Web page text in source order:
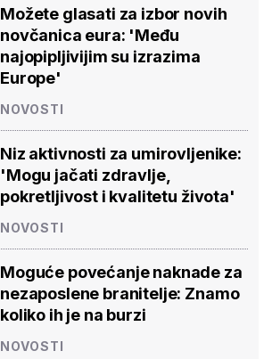
Možete glasati za izbor novih
novčanica eura: 'Među
najopipljivijim su izrazima
Europe'
NOVOSTI
Niz aktivnosti za umirovljenike:
'Mogu jačati zdravlje,
pokretljivost i kvalitetu života'
NOVOSTI
Moguće povećanje naknade za
nezaposlene branitelje: Znamo
koliko ih je na burzi
NOVOSTI